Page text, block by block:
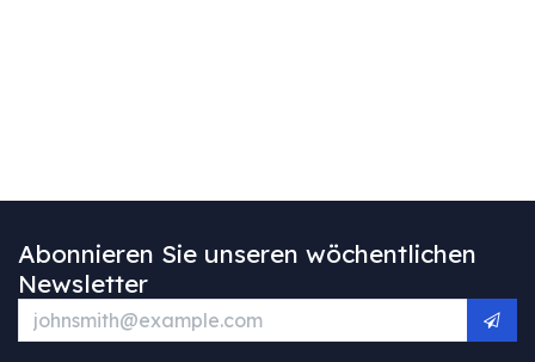
Abonnieren Sie unseren wöchentlichen
Newsletter